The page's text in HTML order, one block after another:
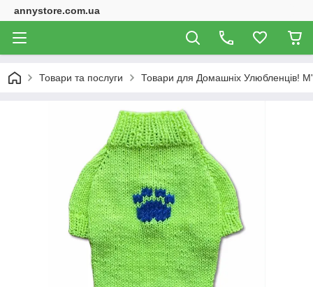
annystore.com.ua
Товари та послуги Товари для Домашніх Улюбленців!